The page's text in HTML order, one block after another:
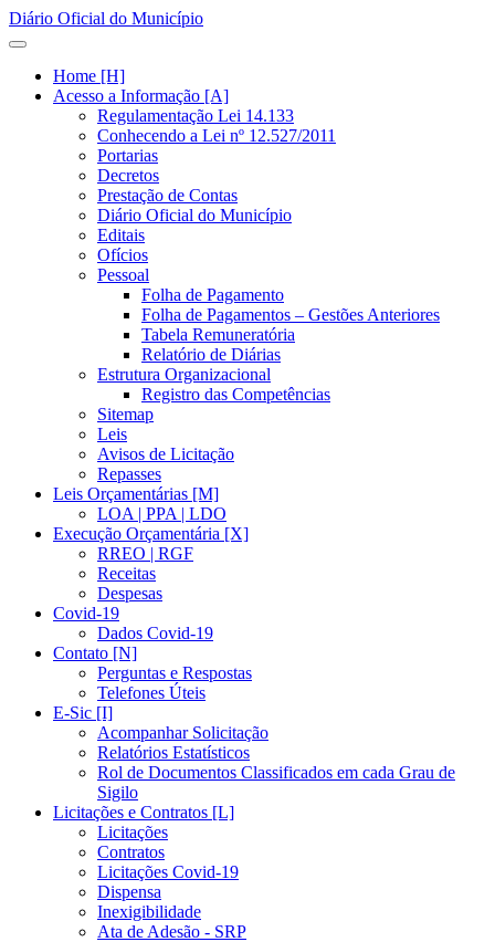
Diário Oficial do Município
Home [H]
Acesso a Informação [A]
Regulamentação Lei 14.133
Conhecendo a Lei nº 12.527/2011
Portarias
Decretos
Prestação de Contas
Diário Oficial do Município
Editais
Ofícios
Pessoal
Folha de Pagamento
Folha de Pagamentos – Gestões Anteriores
Tabela Remuneratória
Relatório de Diárias
Estrutura Organizacional
Registro das Competências
Sitemap
Leis
Avisos de Licitação
Repasses
Leis Orçamentárias [M]
LOA | PPA | LDO
Execução Orçamentária [X]
RREO | RGF
Receitas
Despesas
Covid-19
Dados Covid-19
Contato [N]
Perguntas e Respostas
Telefones Úteis
E-Sic [I]
Acompanhar Solicitação
Relatórios Estatísticos
Rol de Documentos Classificados em cada Grau de
Sigilo
Licitações e Contratos [L]
Licitações
Contratos
Licitações Covid-19
Dispensa
Inexigibilidade
Ata de Adesão - SRP